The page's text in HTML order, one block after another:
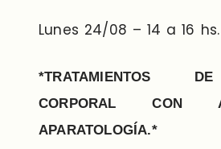
Lunes 24/08 – 14 a 16 hs.
*TRATAMIENTOS
CORPORAL CON
APARATOLOGÍA.*